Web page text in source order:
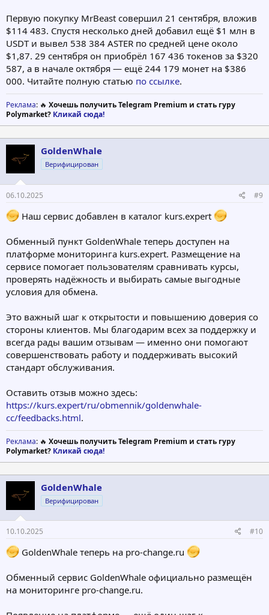
Первую покупку MrBeast совершил 21 сентября, вложив
$114 483. Спустя несколько дней добавил ещё $1 млн в
USDT и вывел 538 384 ASTER по средней цене около
$1,87. 29 сентября он приобрёл 167 436 токенов за $320
587, а в начале октября — ещё 244 179 монет на $386
000. Читайте полную статью по ссылке.
Реклама: 🔥 Хочешь получить Telegram Premium и стать гуру
Polymarket? Кликай сюда!
GoldenWhale
Верифицирован
06.10.2025 #9
Наш сервис добавлен в каталог kurs.expert
Обменный пункт GoldenWhale теперь доступен на
платформе мониторинга kurs.expert. Размещение на
сервисе помогает пользователям сравнивать курсы,
проверять надёжность и выбирать самые выгодные
условия для обмена.
Это важный шаг к открытости и повышению доверия со
стороны клиентов. Мы благодарим всех за поддержку и
всегда рады вашим отзывам — именно они помогают
совершенствовать работу и поддерживать высокий
стандарт обслуживания.
Оставить отзыв можно здесь:
https://kurs.expert/ru/obmennik/goldenwhale-
cc/feedbacks.html.
Реклама: 🔥 Хочешь получить Telegram Premium и стать гуру
Polymarket? Кликай сюда!
GoldenWhale
Верифицирован
10.10.2025 #10
GoldenWhale теперь на pro-change.ru
Обменный сервис GoldenWhale официально размещён
на мониторинге pro-change.ru.